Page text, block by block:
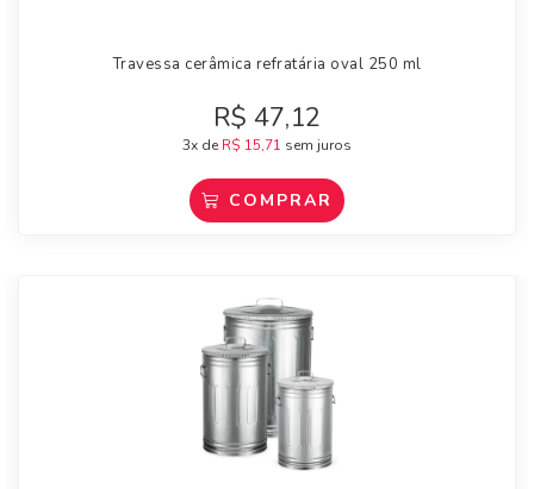
Travessa cerâmica refratária oval 250 ml
R$ 47,12
3x de R$ 15,71 sem juros
COMPRAR